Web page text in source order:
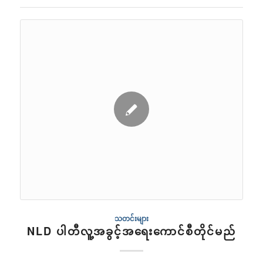
သတင်းများ
NLD ပါတီလူ့အခွင့်အရေးကောင်စီတိုင်မည်